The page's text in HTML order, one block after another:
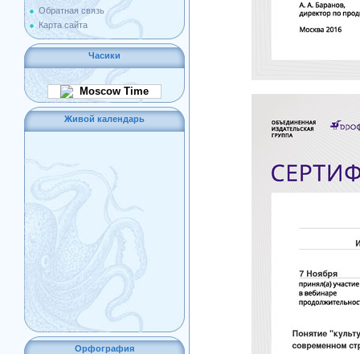
Обратная связь
Карта сайта
Часики
Moscow Time
Живой календарь
Орфография